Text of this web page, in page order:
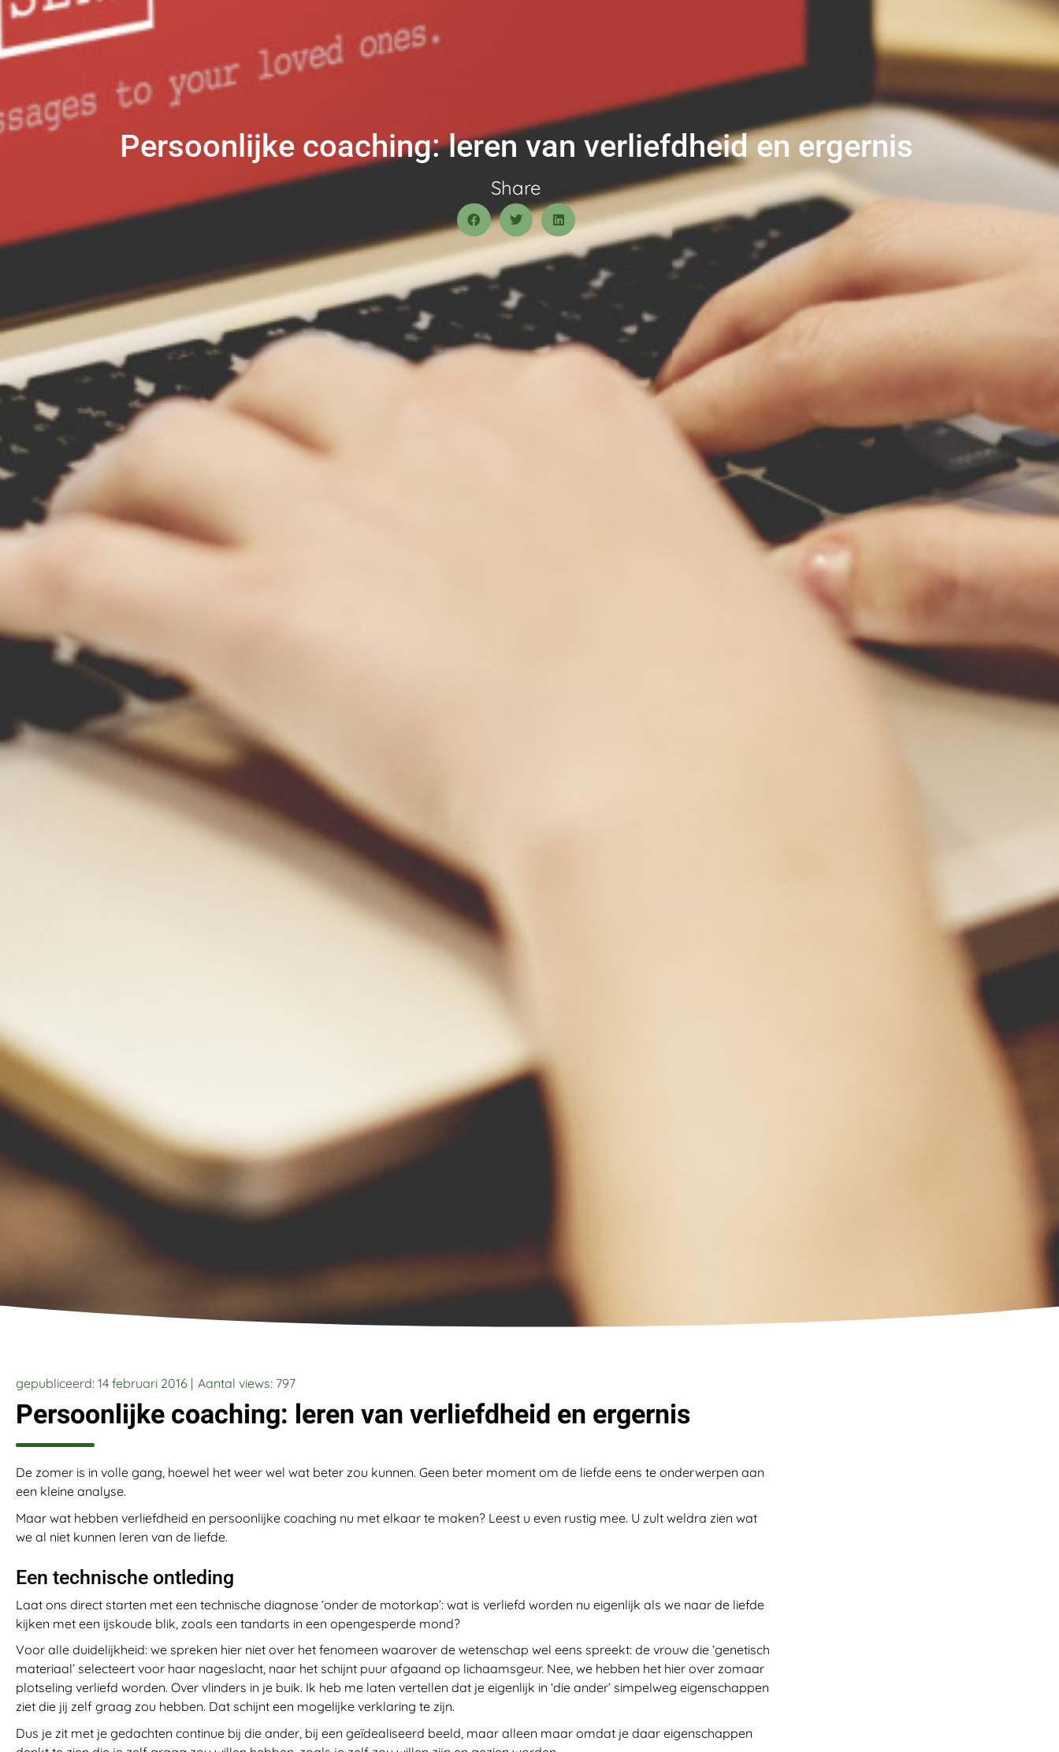
Persoonlijke coaching: leren van verliefdheid en ergernis
Share
gepubliceerd: 14 februari 2016 | Aantal views: 797
Persoonlijke coaching: leren van verliefdheid en ergernis
De zomer is in volle gang, hoewel het weer wel wat beter zou kunnen. Geen beter moment om de liefde eens te onderwerpen aan
een kleine analyse.
Maar wat hebben verliefdheid en persoonlijke coaching nu met elkaar te maken? Leest u even rustig mee. U zult weldra zien wat
we al niet kunnen leren van de liefde.
Een technische ontleding
Laat ons direct starten met een technische diagnose ‘onder de motorkap’: wat is verliefd worden nu eigenlijk als we naar de liefde
kijken met een ijskoude blik, zoals een tandarts in een opengesperde mond?
Voor alle duidelijkheid: we spreken hier niet over het fenomeen waarover de wetenschap wel eens spreekt: de vrouw die ‘genetisch
materiaal’ selecteert voor haar nageslacht, naar het schijnt puur afgaand op lichaamsgeur. Nee, we hebben het hier over zomaar
plotseling verliefd worden. Over vlinders in je buik. Ik heb me laten vertellen dat je eigenlijk in ‘die ander’ simpelweg eigenschappen
ziet die jij zelf graag zou hebben. Dat schijnt een mogelijke verklaring te zijn.
Dus je zit met je gedachten continue bij die ander, bij een geïdealiseerd beeld, maar alleen maar omdat je daar eigenschappen